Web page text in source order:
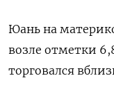
Юань на
возле отметки
торговался